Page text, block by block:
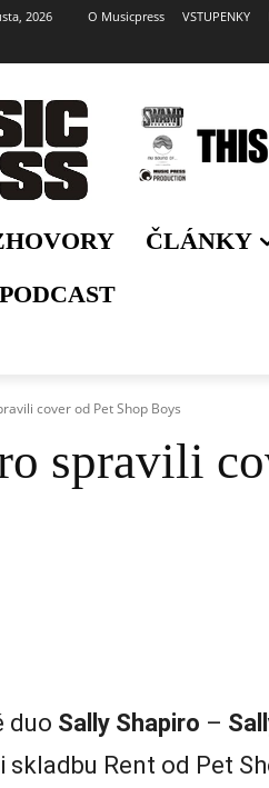
2026 O Musicpress VSTUPENKY
ČLÁNKY
PODCAST
cover od Pet Shop Boys
spravili
duo Sally Shapiro –
skladbu Rent od Pet